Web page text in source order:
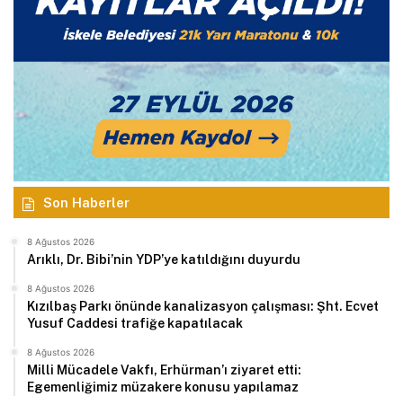
Son Haberler
8 Ağustos 2026
Arıklı, Dr. Bibi’nin YDP’ye katıldığını duyurdu
8 Ağustos 2026
Kızılbaş Parkı önünde kanalizasyon çalışması: Şht. Ecvet
Yusuf Caddesi trafiğe kapatılacak
8 Ağustos 2026
Milli Mücadele Vakfı, Erhürman’ı ziyaret etti:
Egemenliğimiz müzakere konusu yapılamaz